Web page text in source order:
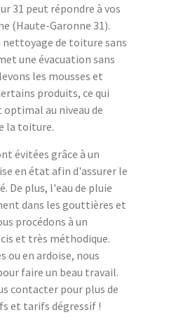
31 peut répondre à vos
(Haute-Garonne 31).
nettoyage de toiture sans
une évacuation sans
les mousses et
produits, ce qui
au niveau de
la toiture.
évitées grâce à un
en état afin d'assurer le
De plus, l'eau de pluie
dans les gouttières et
procédons à un
et très méthodique.
ou en ardoise, nous
faire un beau travail.
contacter pour plus de
et tarifs dégressif !